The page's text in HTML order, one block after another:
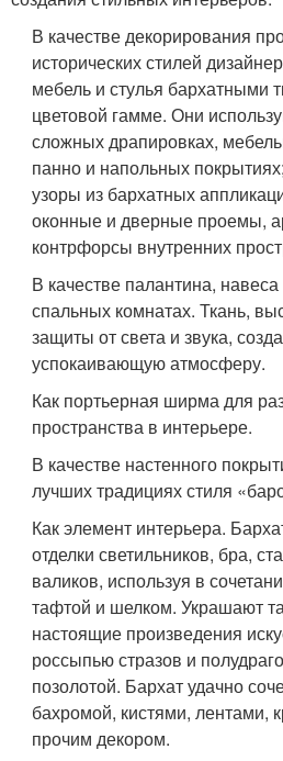
В качестве декорирования
исторических стилей
мебель и стулья бархатными
цветовой гамме. Они
сложных драпировках,
панно и напольных
узоры из бархатных
оконные и дверные проемы,
контрфорсы внутренних
В качестве палантина,
спальных комнатах. Ткань,
защиты от света и звука,
успокаивающую атмосферу.
Как портьерная ширма для
пространства в интерьере.
В качестве настенного
лучших традициях стиля
Как элемент интерьера.
отделки светильников, бра,
валиков, используя в
тафтой и шелком. Украшают
настоящие произведения
россыпью стразов и
позолотой. Бархат удачно
бахромой, кистями, лентами,
прочим декором.